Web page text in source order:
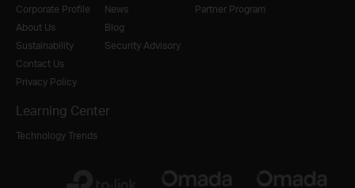
Corporate Profile
About Us
Sustainability
Contact Us
Privacy Policy
News
Blog
Security Advisory
Partner Program
Learning Center
Technology Trends